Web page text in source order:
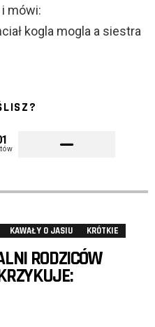
mówi:
kogla mogla a siestra
KAWAŁY O JASIU KRÓTKIE
RODZICÓW